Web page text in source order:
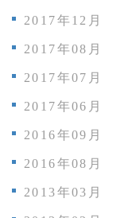
2017年12月
2017年08月
2017年07月
2017年06月
2016年09月
2016年08月
2013年03月